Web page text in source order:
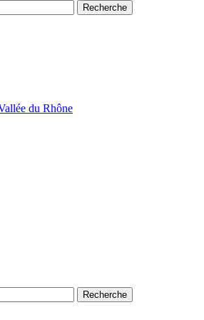
Recherche
Recherche